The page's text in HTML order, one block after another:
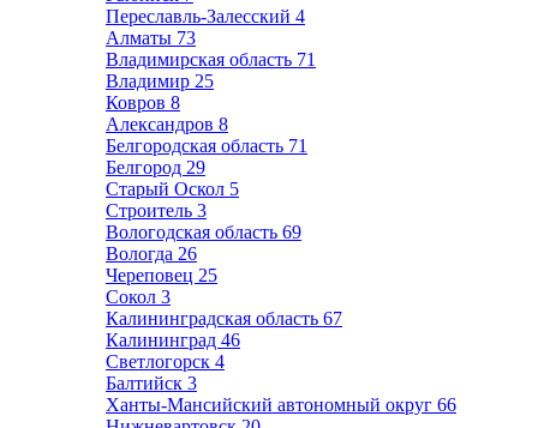
Переславль-Залесский 4
Алматы 73
Владимирская область 71
Владимир 25
Ковров 8
Александров 8
Белгородская область 71
Белгород 29
Старый Оскол 5
Строитель 3
Вологодская область 69
Вологда 26
Череповец 25
Сокол 3
Калининградская область 67
Калининград 46
Светлогорск 4
Балтийск 3
Ханты-Мансийский автономный округ 66